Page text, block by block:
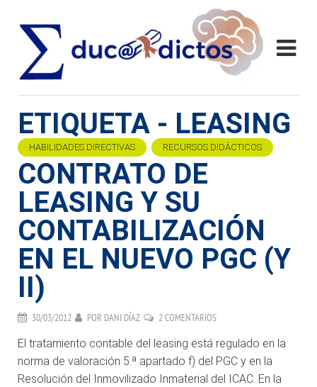
ETIQUETA - LEASING
HABILIDADES DIRECTIVAS RECURSOS DIDÁCTICOS
CONTRATO DE
LEASING Y SU
CONTABILIZACIÓN
EN EL NUEVO PGC (Y
II)
30/03/2012 POR DANI DÍAZ 2 COMENTARIOS
El tratamiento contable del leasing está regulado en la
norma de valoración 5.ª apartado f) del PGC y en la
Resolución del Inmovilizado Inmaterial del ICAC. En la